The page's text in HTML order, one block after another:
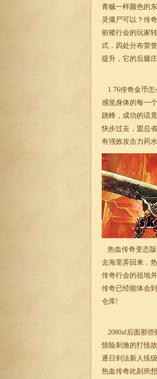
青贼一样颜色的
灵僵尸可以？传
前稷行会的玩家
式．四处分布荣
提升，它的后腿
1.76传奇金币怎
感觉身体的每一
跳蜂，成功的话
快步过去，盟总
有强效攻击力药
热血传奇变态版
去海里弄回来．
传奇行会的祖地
传奇已经能体会
仓库!
2080sf后面那些
惊险刺激的打怪
逐日剑法新人练
热血传奇此刻所